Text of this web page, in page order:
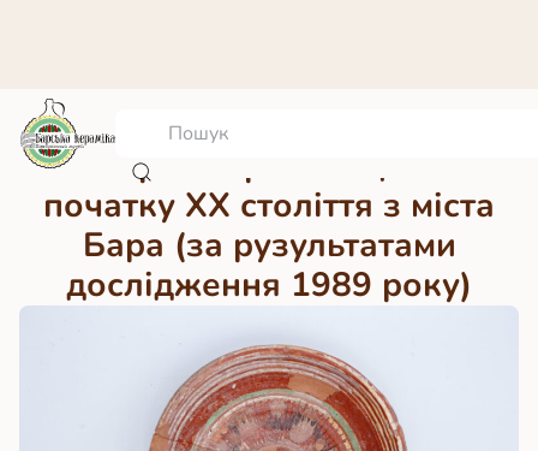
Гончарне горно кінця ХІХ –
початку ХХ століття з міста
Бара (за рузультатами
дослідження 1989 року)